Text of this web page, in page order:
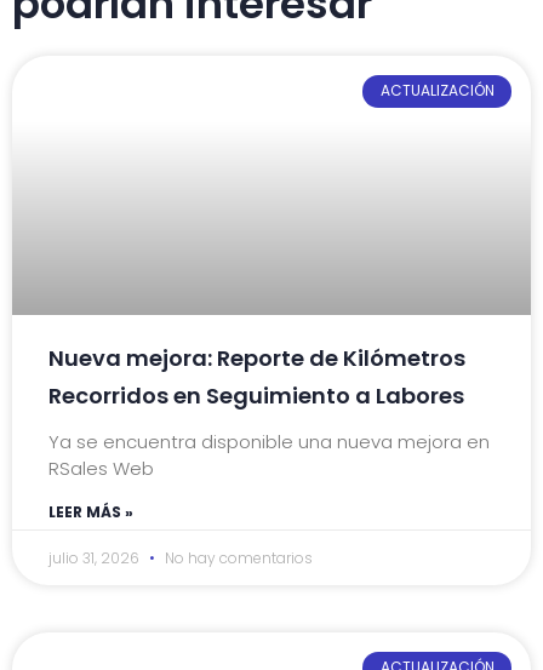
ACTUALIZACIÓN
Nueva mejora: Reporte de Kilómetros
Recorridos en Seguimiento a Labores
Ya se encuentra disponible una nueva mejora en
RSales Web
LEER MÁS »
julio 31, 2026 No hay comentarios